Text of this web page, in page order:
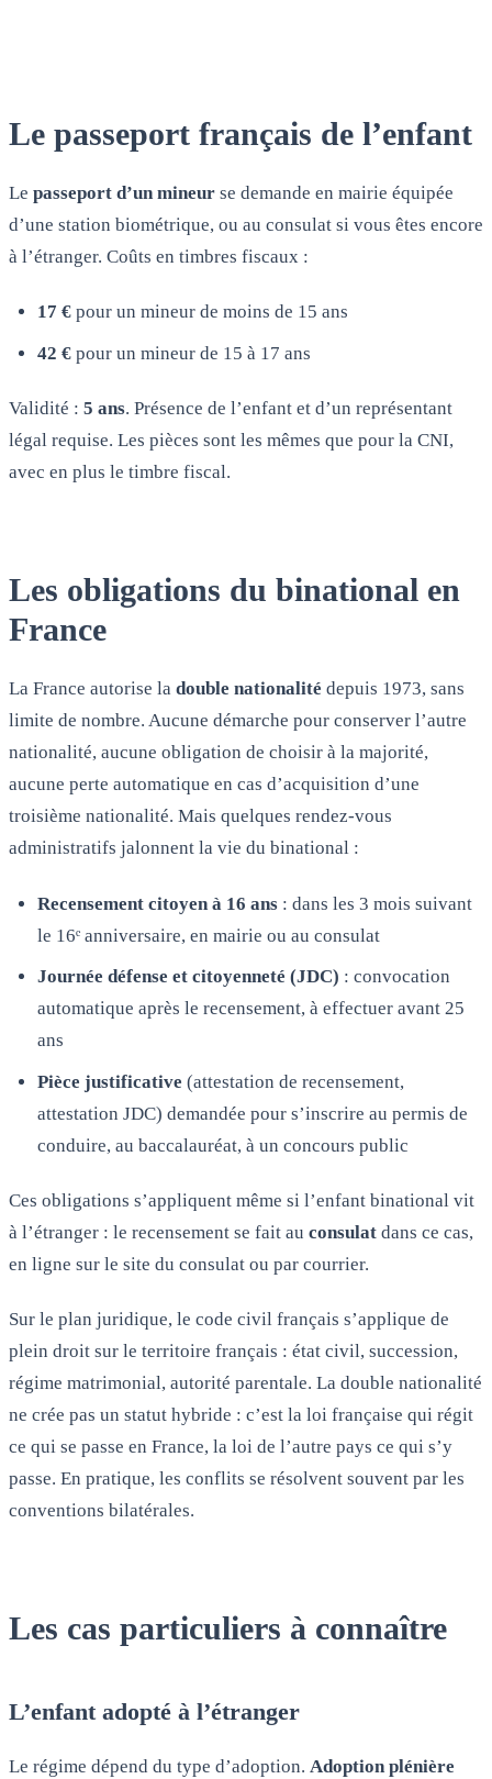
Le passeport français de l’enfant
Le passeport d’un mineur se demande en mairie équipée
d’une station biométrique, ou au consulat si vous êtes encore
à l’étranger. Coûts en timbres fiscaux :
17 €pour un mineur de moins de 15 ans
42 €pour un mineur de 15 à 17 ans
Validité : 5 ans. Présence de l’enfant et d’un représentant
légal requise. Les pièces sont les mêmes que pour la CNI,
avec en plus le timbre fiscal.
Les obligations du binational en
France
La France autorise la double nationalité depuis 1973, sans
limite de nombre. Aucune démarche pour conserver l’autre
nationalité, aucune obligation de choisir à la majorité,
aucune perte automatique en cas d’acquisition d’une
troisième nationalité. Mais quelques rendez-vous
administratifs jalonnent la vie du binational :
Recensement citoyen à 16 ans: dans les 3 mois suivant
le 16ᵉ anniversaire, en mairie ou au consulat
Journée défense et citoyenneté (JDC) : convocation
automatique après le recensement, à effectuer avant 25
ans
Pièce justificative (attestation de recensement,
attestation JDC) demandée pour s’inscrire au permis de
conduire, au baccalauréat, à un concours public
Ces obligations s’appliquent même si l’enfant binational vit
à l’étranger : le recensement se fait au consulat dans ce cas,
en ligne sur le site du consulat ou par courrier.
Sur le plan juridique, le code civil français s’applique de
plein droit sur le territoire français : état civil, succession,
régime matrimonial, autorité parentale. La double nationalité
ne crée pas un statut hybride : c’est la loi française qui régit
ce qui se passe en France, la loi de l’autre pays ce qui s’y
passe. En pratique, les conflits se résolvent souvent par les
conventions bilatérales.
Les cas particuliers à connaître
L’enfant adopté à l’étranger
Le régime dépend du type d’adoption. Adoption plénière